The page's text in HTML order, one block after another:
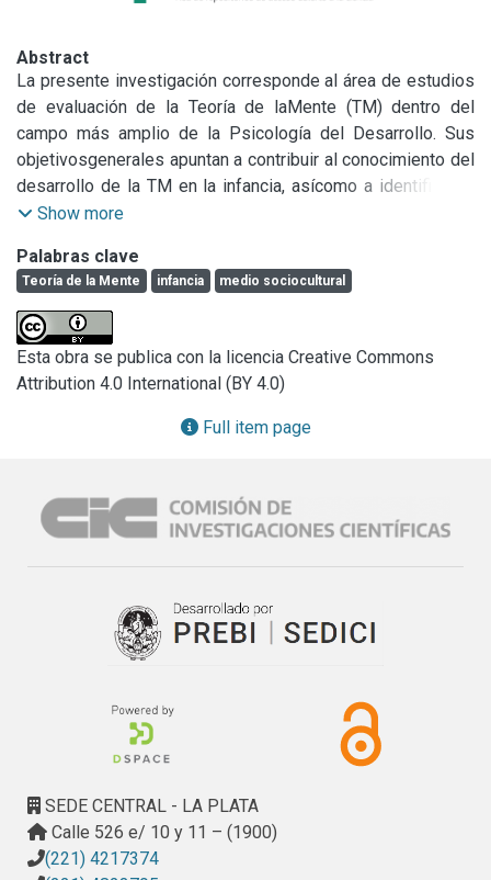
Abstract
La presente investigación corresponde al área de estudios
de evaluación de la Teoría de laMente (TM) dentro del
campo más amplio de la Psicología del Desarrollo. Sus
objetivosgenerales apuntan a contribuir al conocimiento del
desarrollo de la TM en la infancia, asícomo a identificar la
emergencia y secuenciación de las habilidades que
complejidad, en niños del medio local en edad escolar y
dediferente procedencia sociocultural. Para tal fin, se
realizó la traducción y la adaptacióncultural de la Escala de
Tareas de Teoría de la Mente de Wellman y Liu (2004)
habidacuenta que en nuestro medio no se dispone de
pruebas específicas que evalúen eldesarrollo de la TM. Su
interés reside en su utilidad tanto en el diagnóstico del
espectro autista”.
Show more
Palabras clave
Teoría de la Mente infancia medio sociocultural
Esta obra se publica con la licencia Creative Commons
Attribution 4.0 International (BY 4.0)
Full item page
SEDE CENTRAL - LA PLATA
Calle 526 e/ 10 y 11 – (1900)
(221) 4217374